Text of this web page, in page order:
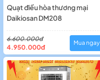
Quạt điều hòa thương mại
Daikiosan DM208
Mua ngay
6.600.000đ
4.950.000đ